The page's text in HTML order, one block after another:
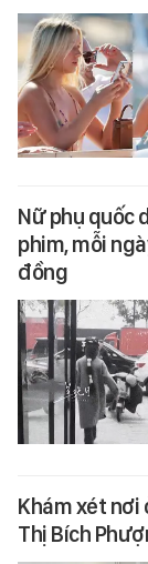
Nữ phụ quốc
phim, mỗi
đồng
Khám xét nơi
Thị Bích